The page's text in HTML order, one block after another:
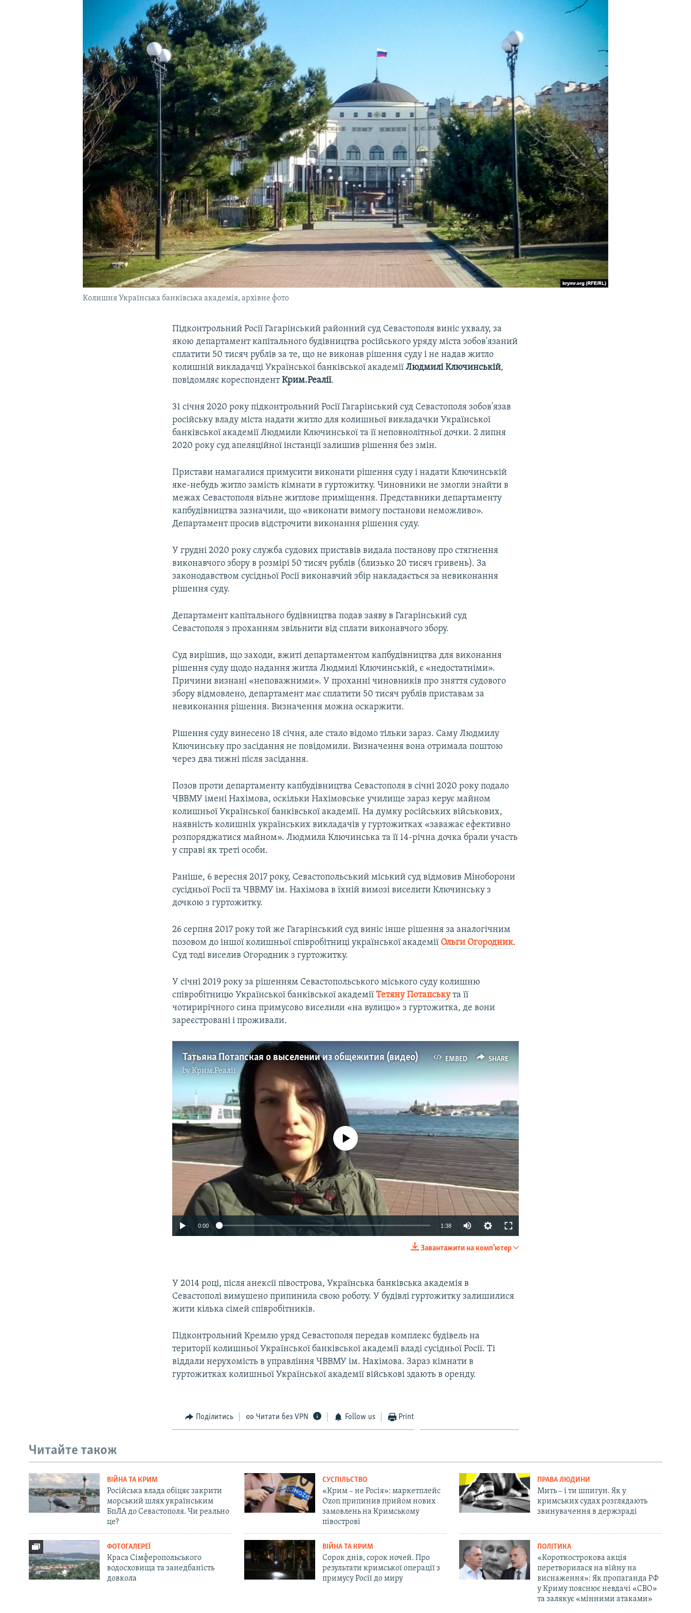
Колишня Українська банківська академія, архівне фото
Підконтрольний Росії Гагарінський районний суд Севастополя виніс ухвалу, за
якою департамент капітального будівництва російського уряду міста зобов'язаний
сплатити 50 тисяч рублів за те, що не виконав рішення суду і не надав житло
колишній викладачці Української банківської академіїЛюдмилі Ключинській,
повідомляє кореспондентКрим.Реалії.
31 січня 2020 року підконтрольний Росії Гагарінський суд Севастополя зобов'язав
російську владу міста надати житло для колишньої викладачки Української
банківської академії Людмили Ключинської та її неповнолітньої дочки. 2 липня
2020 року суд апеляційної інстанції залишив рішення без змін.
Пристави намагалися примусити виконати рішення суду і надати Ключинській
яке-небудь житло замість кімнати в гуртожитку. Чиновники не змогли знайти в
межах Севастополя вільне житлове приміщення. Представники департаменту
капбудівництва зазначили, що «виконати вимогу постанови неможливо».
Департамент просив відстрочити виконання рішення суду.
У грудні 2020 року служба судових приставів видала постанову про стягнення
виконавчого збору в розмірі 50 тисяч рублів (близько 20 тисяч гривень). За
законодавством сусідньої Росії виконавчий збір накладається за невиконання
рішення суду.
Департамент капітального будівництва подав заяву в Гагарінський суд
Севастополя з проханням звільнити від сплати виконавчого збору.
Суд вирішив, що заходи, вжиті департаментом капбудівництва для виконання
рішення суду щодо надання житла Людмилі Ключинській, є «недостатніми».
Причини визнані «неповажними». У проханні чиновників про зняття судового
збору відмовлено, департамент має сплатити 50 тисяч рублів приставам за
невиконання рішення. Визначення можна оскаржити.
Рішення суду винесено 18 січня, але стало відомо тільки зараз. Саму Людмилу
Ключинську про засідання не повідомили. Визначення вона отримала поштою
через два тижні після засідання.
Позов проти департаменту капбудівництва Севастополя в січні 2020 року подало
ЧВВМУ імені Нахімова, оскільки Нахімовське училище зараз керує майном
колишньої Української банківської академії. На думку російських військових,
наявність колишніх українських викладачів у гуртожитках «заважає ефективно
розпоряджатися майном». Людмила Ключинська та її 14-річна дочка брали участь
у справі як треті особи.
Раніше, 6 вересня 2017 року, Севастопольський міський суд відмовив Міноборони
сусідньої Росії та ЧВВМУ ім. Нахімова в їхній вимозі виселити Ключинську з
дочкою з гуртожитку.
26 серпня 2017 року той же Гагарінський суд виніс інше рішення за аналогічним
позовом до іншої колишньої співробітниці української академії Ольги Огородник.
Суд тоді виселив Огородник з гуртожитку.
У січні 2019 року за рішенням Севастопольського міського суду колишню
співробітницю Української банківської академіїТетяну Потапськута її
чотирирічного сина примусово виселили «на вулицю» з гуртожитка, де вони
зареєстровані і проживали.
EMBED SHARE
Татьяна Потапская о выселении из общежития (видео)
byКрим.Реалії
No media source currently available
0:00 1:38
Завантажити на комп'ютер
У 2014 році, після анексії півострова, Українська банківська академія в
Севастополі вимушено припинила свою роботу. У будівлі гуртожитку залишилися
жити кілька сімей співробітників.
Підконтрольний Кремлю уряд Севастополя передав комплекс будівель на
території колишньої Української банківської академії владі сусідньої Росії. Ті
віддали нерухомість в управління ЧВВМУ ім. Нахімова. Зараз кімнати в
гуртожитках колишньої Української академії військові здають в оренду.
Поділитись Читати без VPN Follow us Print
Читайте також
ВІЙНА ТА КРИМ
Російська влада обіцяє закрити
морський шлях українським
БпЛА до Севастополя. Чи реально
це?
СУСПІЛЬСТВО
«Крим – не Росія»: маркетплейс
Ozon припинив прийом нових
замовлень на Кримському
півострові
ПРАВА ЛЮДИНИ
Мить – і ти шпигун. Як у
кримських судах розглядають
звинувачення в держзраді
ФОТОГАЛЕРЕЇ
Краса Сімферопольського
водосховища та занедбаність
довкола
ВІЙНА ТА КРИМ
Сорок днів, сорок ночей. Про
результати кримської операції з
примусу Росії до миру
ПОЛІТИКА
«Короткострокова акція
перетворилася на війну на
виснаження»: Як пропаганда РФ
у Криму пояснює невдачі «СВО»
та залякує «мінними атаками»